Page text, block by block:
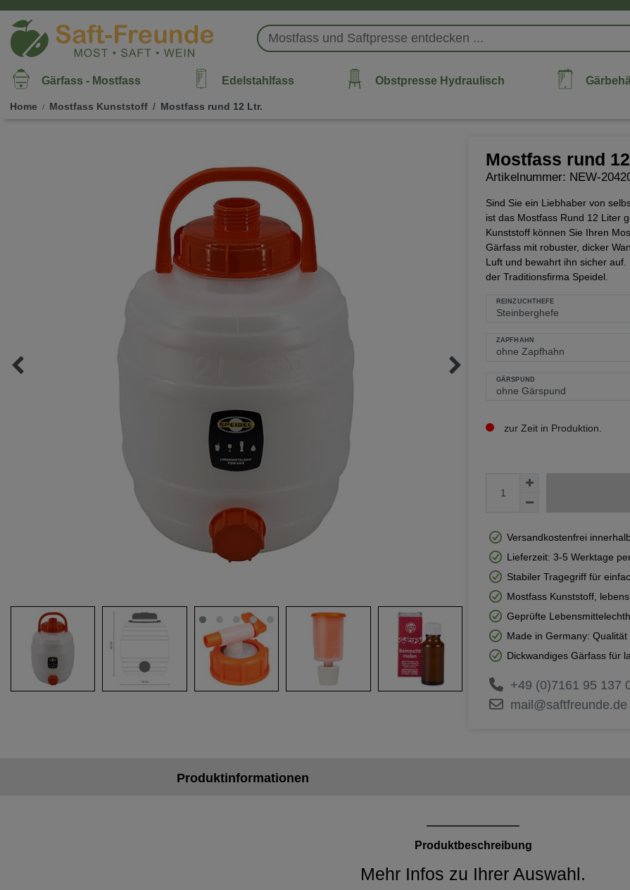
Gärfass - Mostfass Edelstahlfass Obstpresse Hydraulisch
Home Mostfass Kunststoff Mostfass rund 12 Ltr.
Mostfass rund
Artikelnummer: NEW-
Sind Sie ein Liebhaber von
ist das Mostfass Rund 12 Liter
Kunststoff können Sie Ihren
Gärfass mit robuster, dicker
Luft und bewahrt ihn sicher
der Traditionsfirma Speidel.
REINZUCHTHEFE
ZAPFHAHN
GÄRSPUND
zur Zeit in Produktion.
Versandkostenfrei
Lieferzeit: 3-5 Werktage
Stabiler Tragegriff für
Mostfass Kunststoff,
Geprüfte
Made in Germany:
Dickwandiges Gärfass für
+49 (0)7161 95 137
mail@saftfreunde.de
Produktinformationen
Produktbeschreibung
Mehr Infos zu Ihrer Auswahl.